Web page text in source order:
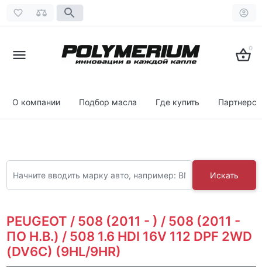
0
О компании Подбор масла Где купить
Искать
PEUGEOT / 508 (2011 - ) / 508 (2011 -
ПО Н.В.) / 508 1.6 HDI 16V 112 DPF 2WD
(DV6C) (9HL/9HR)